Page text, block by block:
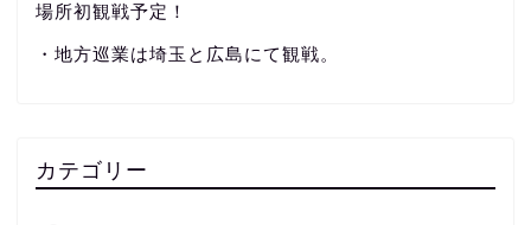
場所初観戦予定！
・地方巡業は埼玉と広島にて観戦。
カテゴリー